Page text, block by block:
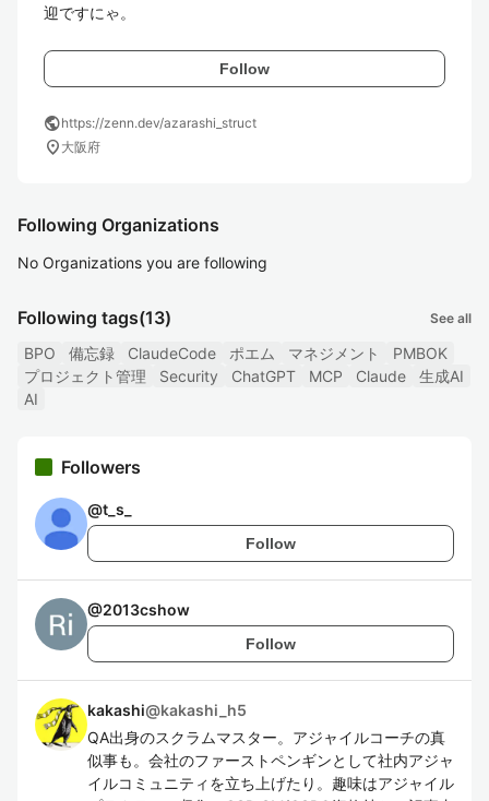
迎ですにゃ。
Follow
publichttps://zenn.dev/azarashi_struct
location_on 大阪府
Following Organizations
No Organizations you are following
Following tags(13) See all
BPO 備忘録 ClaudeCode ポエム マネジメント
PMBOK
プロジェクト管理
Security ChatGPT MCP Claude
生成AI
AI
Followers
@t_s_
Follow
@2013cshow
Follow
kakashi@kakashi_h5
QA出身のスクラムマスター。アジャイルコーチの真
似事も。会社のファーストペンギンとして社内アジャ
イルコミュニティを立ち上げたり。趣味はアジャイル